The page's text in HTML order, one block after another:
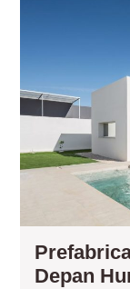
Depan